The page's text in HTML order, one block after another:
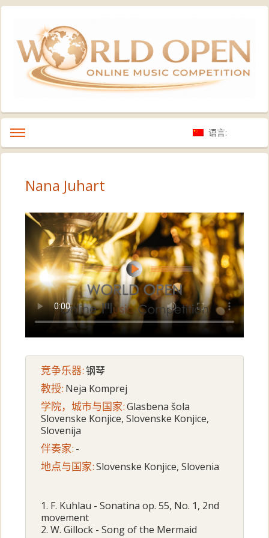
语言:
Nana Juhart
竞争乐器:钢琴
教授: Neja Komprej
学院，城市与国家:Glasbena šola
Slovenske Konjice, Slovenske Konjice,
Slovenija
伴奏家: -
地点与国家:Slovenske Konjice, Slovenia
1. F. Kuhlau - Sonatina op. 55, No. 1, 2nd
movement
2. W. Gillock - Song of the Mermaid